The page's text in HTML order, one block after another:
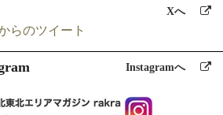
関するお知らせメールの送信
場合を除いてはお客様の断りなく第三者に個
ことはいたしません。
び国の機関若しくは地方公共団体又はその委
める事務を遂行することに対して協力する必
Xへ
らのツイート
Instagramへ